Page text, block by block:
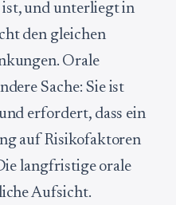
und unterliegt in
den gleichen
Orale
Sache: Sie ist
erfordert, dass ein
auf Risikofaktoren
langfristige orale
Aufsicht.